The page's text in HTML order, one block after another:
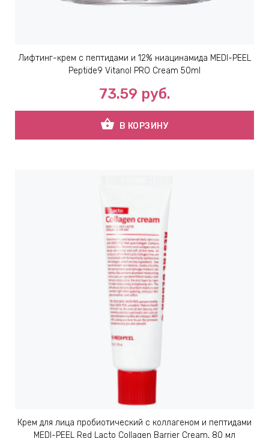
Лифтинг-крем с пептидами и 12% ниацинамида MEDI-PEEL
Peptide9 Vitanol PRO Cream 50ml
73.59 руб.
shopping_basket В КОРЗИНУ
Крем для лица пробиотический с коллагеном и пептидами
MEDI-PEEL Red Lacto Collagen Barrier Cream, 80 мл